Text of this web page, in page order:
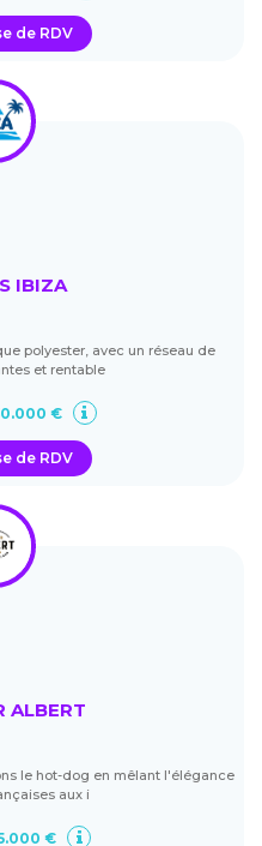
de RDV
IBIZA
polyester, avec un réseau de
et rentable
€
de RDV
ALBERT
le hot-dog en mêlant l'élégance
aux i
€